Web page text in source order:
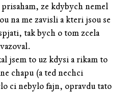
ze kdybych nemel
na me zavisli a kteri jsou se
tak bych o tom zcela
jsem to uz kdysi a rikam to
chapu (a ted nechci
ci nebylo fajn, opravdu tato